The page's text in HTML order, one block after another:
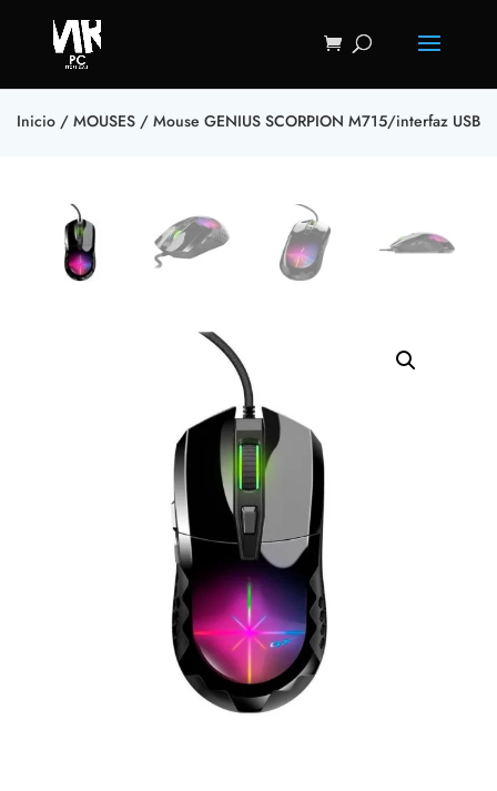
Inicio / MOUSES / Mouse GENIUS SCORPION M715/interfaz USB